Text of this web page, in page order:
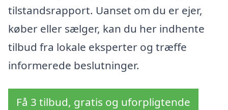
tilstandsrapport. Uanset om du er ejer,
køber eller sælger, kan du her indhente
tilbud fra lokale eksperter og træffe
informerede beslutninger.
Få 3 tilbud, gratis og uforpligtende